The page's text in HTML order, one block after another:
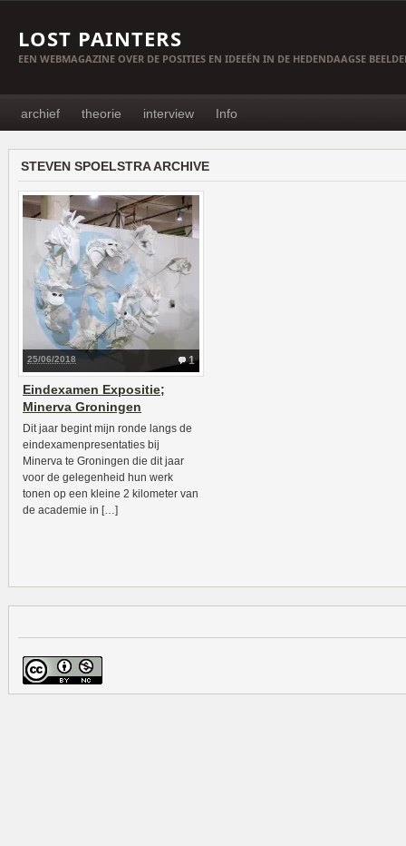
LOST PAINTERS
EEN WEBMAGAZINE OVER DE POSITIES EN IDEEËN IN DE HEDENDAAGSE
archief theorie interview Info
STEVEN SPOELSTRA ARCHIVE
1
25/06/2018
Eindexamen Expositie;
Minerva Groningen
Dit jaar begint mijn ronde langs de
eindexamenpresentaties bij
Minerva te Groningen die dit jaar
voor de gelegenheid hun werk
tonen op een kleine 2 kilometer van
de academie in […]